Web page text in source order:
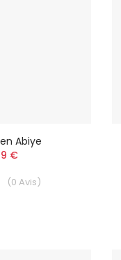
Abiye
€
(0 Avis)